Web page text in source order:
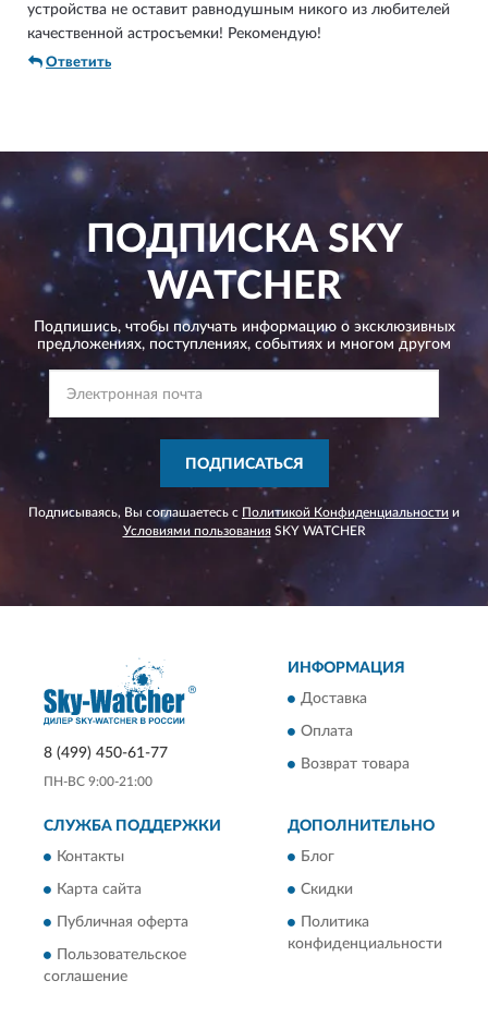
устройства не оставит равнодушным никого из любителей
качественной астросъемки! Рекомендую!
Ответить
ПОДПИСКАSKY
WATCHER
Подпишись, чтобы получать информацию о эксклюзивных
предложениях, поступлениях, событиях и многом другом
ПОДПИСАТЬСЯ
Подписываясь, Вы соглашаетесь с Политикой Конфиденциальности и
Условиями пользованияSKY WATCHER
8 (499) 450-61-77
ПН-ВС 9:00-21:00
ИНФОРМАЦИЯ
Доставка
Оплата
Возврат товара
СЛУЖБА ПОДДЕРЖКИ
Контакты
Карта сайта
Публичная оферта
Пользовательское
соглашение
ДОПОЛНИТЕЛЬНО
Блог
Скидки
Политика
конфиденциальности